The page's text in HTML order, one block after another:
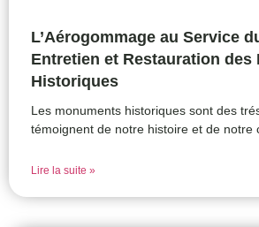
L’Aérogommage au Service
Entretien et Restauration des
Historiques
Les monuments historiques sont des
témoignent de notre histoire et de notre
Lire la suite »